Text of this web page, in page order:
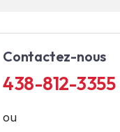
Contactez-nous
438-812-3355
ou